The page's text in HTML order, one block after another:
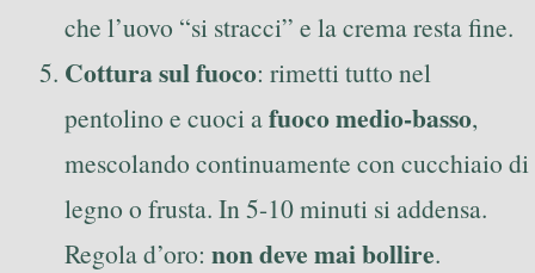
che l’uovo “si stracci” e la crema resta fine.
Cottura sul fuoco: rimetti tutto nel
pentolino e cuoci afuoco medio-basso,
mescolando continuamente con cucchiaio di
legno o frusta. In 5-10 minuti si addensa.
Regola d’oro: non deve mai bollire.